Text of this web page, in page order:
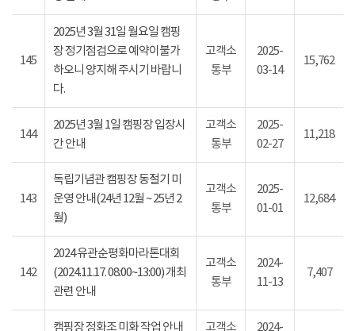
145
2025년 3월 31일 월요일 캠핑
장 정기점검으로 예약이불가
하오니 양지해 주시기 바랍니
다.
고객소
통부
2025-
03-14
15,762
144
2025년 3월 1일 캠핑장 입장시
간 안내
고객소
통부
2025-
02-27
11,218
143
독립기념관 캠핑장 동절기 미
운영 안내(24년 12월 ~ 25년 2
월)
고객소
통부
2025-
01-01
12,684
142
2024 유관순평화마라톤대회
(2024.11.17. 08:00~13:00) 개최
관련 안내
고객소
통부
2024-
11-13
7,407
캠핑장 정화조 미화 작업 안내
고객소
2024-